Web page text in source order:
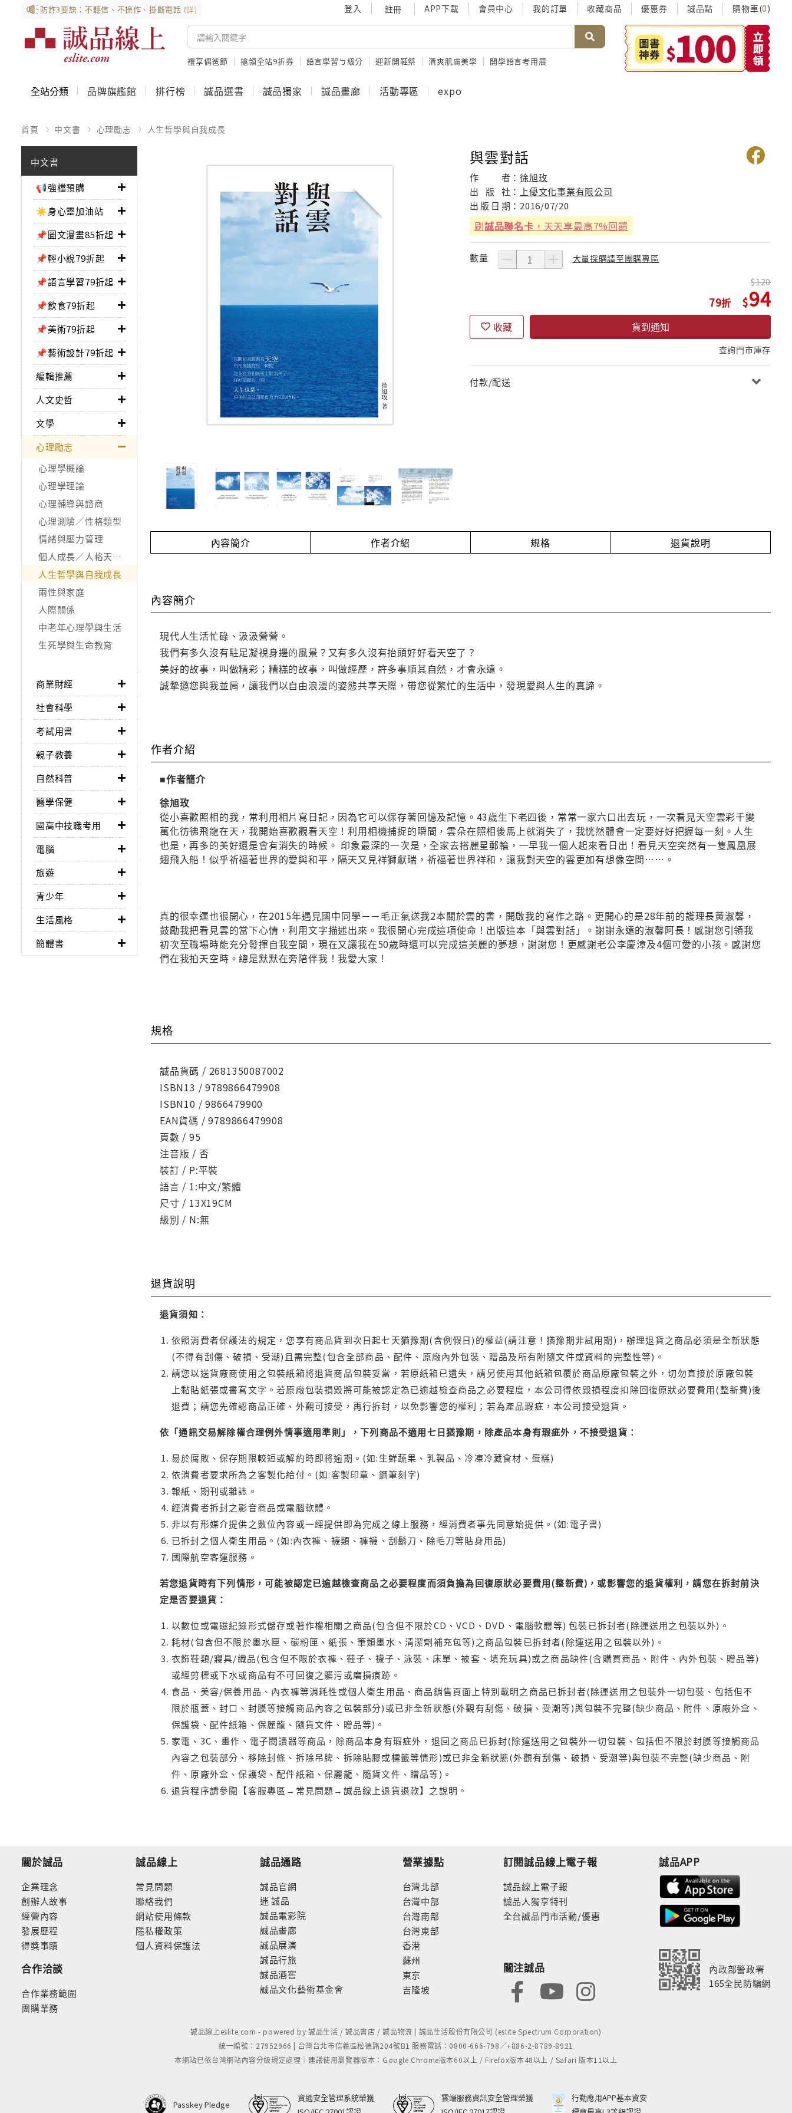
防詐3要訣：不聽信、不操作、掛斷電話 (詳) 登入 註冊 APP下載 會員中心 我的訂單 收藏商品 優惠券 誠品點 購物車(0)
禮享偶爸節 搶領全站9折券 語言學習ㄅ級分 迎新開鞋祭 清爽肌膚美學 開學語言考用展
全站分類 品牌旗艦館 排行榜 誠品選書 誠品獨家 誠品畫廊 活動專區 expo
首頁 中文書 心理勵志 人生哲學與自我成長
中文書
📢強檔預購
☀️身心靈加油站
📌圖文漫畫85折起
📌輕小說79折起
📌語言學習79折起
📌飲食79折起
📌美術79折起
📌藝術設計79折起
編輯推薦
人文史哲
文學
心理勵志
心理學概論
心理學理論
心理輔導與諮商
心理測驗／性格類型
情緒與壓力管理
個人成長／人格天賦／潛能開發
人生哲學與自我成長
兩性與家庭
人際關係
中老年心理學與生活
生死學與生命教育
商業財經
社會科學
考試用書
親子教養
自然科普
醫學保健
國高中技職考用
電腦
旅遊
青少年
生活風格
簡體書
與雲對話
作 者：徐旭玫
出
版 社：
上優文化事業有限公司
出 版 日 期： 2016/07/20
刷誠品聯名卡 ，天天享最高7%回饋
數量 大量採購請至團購專區
79
120
94
收藏 貨到通知
查詢門市庫存
付款/配送
內容簡介 作者介紹 規格 退貨說明
內容簡介
現代人生活忙碌、汲汲營營。
我們有多久沒有駐足凝視身邊的風景？又有多久沒有抬頭好好看天空了？
美好的故事，叫做精彩；糟糕的故事，叫做經歷，許多事順其自然，才會永遠。
誠摯邀您與我並肩，讓我們以自由浪漫的姿態共享天際，帶您從繁忙的生活中，發現愛與人生的真諦。
作者介紹
■作者簡介
徐旭玫
從小喜歡照相的我，常利用相片寫日記，因為它可以保存著回憶及記憶。43歲生下老四後，常常一家六口出去玩，一次看見天空雲彩千變
萬化彷彿飛龍在天，我開始喜歡觀看天空！利用相機捕捉的瞬間，雲朵在照相後馬上就消失了，我恍然體會一定要好好把握每一刻。人生
也是，再多的美好還是會有消失的時候。 印象最深的一次是，全家去搭麗星郵輪，一早我一個人起來看日出！看見天空突然有一隻鳳凰展
翅飛入船！似乎祈福著世界的愛與和平，隔天又見祥獅獻瑞，祈福著世界祥和，讓我對天空的雲更加有想像空間……。
真的很幸運也很開心，在2015年遇見國中同學－－毛正氣送我2本關於雲的書，開啟我的寫作之路。更開心的是28年前的護理長黃淑馨，
鼓勵我把看見雲的當下心情，利用文字描述出來。我很開心完成這項使命！出版這本「與雲對話」。謝謝永遠的淑馨阿長！感謝您引領我
初次至職場時能充分發揮自我空間，現在又讓我在50歲時還可以完成這美麗的夢想，謝謝您！更感謝老公李慶漳及4個可愛的小孩。感謝您
們在我拍天空時。總是默默在旁陪伴我！我愛大家！
規格
誠品貨碼 / 2681350087002
ISBN13 / 9789866479908
ISBN10 / 9866479900
EAN貨碼 / 9789866479908
頁數 / 95
注音版 / 否
裝訂 / P:平裝
語言 / 1:中文/繁體
尺寸 / 13X19CM
級別 / N:無
退貨說明
退貨須知：
依照消費者保護法的規定，您享有商品貨到次日起七天猶豫期(含例假日)的權益(請注意！猶豫期非試用期)，辦理退貨之商品必須是全新狀態
(不得有刮傷、破損、受潮)且需完整(包含全部商品、配件、原廠內外包裝、贈品及所有附隨文件或資料的完整性等)。
請您以送貨廠商使用之包裝紙箱將退貨商品包裝妥當，若原紙箱已遺失，請另使用其他紙箱包覆於商品原廠包裝之外，切勿直接於原廠包裝
上黏貼紙張或書寫文字。若原廠包裝損毀將可能被認定為已逾越檢查商品之必要程度，本公司得依毀損程度扣除回復原狀必要費用(整新費)後
退費；請您先確認商品正確、外觀可接受，再行拆封，以免影響您的權利；若為產品瑕疵，本公司接受退貨。
依「通訊交易解除權合理例外情事適用準則」，下列商品不適用七日猶豫期，除產品本身有瑕疵外，不接受退貨：
易於腐敗、保存期限較短或解約時即將逾期。(如:生鮮蔬果、乳製品、冷凍冷藏食材、蛋糕)
依消費者要求所為之客製化給付。(如:客製印章、鋼筆刻字)
報紙、期刊或雜誌。
經消費者拆封之影音商品或電腦軟體。
非以有形媒介提供之數位內容或一經提供即為完成之線上服務，經消費者事先同意始提供。(如:電子書)
已拆封之個人衛生用品。(如:內衣褲、襪類、褲襪、刮鬍刀、除毛刀等貼身用品)
國際航空客運服務。
若您退貨時有下列情形，可能被認定已逾越檢查商品之必要程度而須負擔為回復原狀必要費用(整新費)，或影響您的退貨權利，請您在拆封前決
定是否要退貨：
以數位或電磁紀錄形式儲存或著作權相關之商品(包含但不限於CD、VCD、DVD、電腦軟體等) 包裝已拆封者(除運送用之包裝以外)。
耗材(包含但不限於墨水匣、碳粉匣、紙張、筆類墨水、清潔劑補充包等)之商品包裝已拆封者(除運送用之包裝以外)。
衣飾鞋類/寢具/織品(包含但不限於衣褲、鞋子、襪子、泳裝、床單、被套、填充玩具)或之商品缺件(含購買商品、附件、內外包裝、贈品等)
或經剪標或下水或商品有不可回復之髒污或磨損痕跡。
食品、美容/保養用品、內衣褲等消耗性或個人衛生用品、商品銷售頁面上特別載明之商品已拆封者(除運送用之包裝外一切包裝、包括但不
限於瓶蓋、封口、封膜等接觸商品內容之包裝部分)或已非全新狀態(外觀有刮傷、破損、受潮等)與包裝不完整(缺少商品、附件、原廠外盒、
保護袋、配件紙箱、保麗龍、隨貨文件、贈品等)。
家電、3C、畫作、電子閱讀器等商品，除商品本身有瑕疵外，退回之商品已拆封(除運送用之包裝外一切包裝、包括但不限於封膜等接觸商品
內容之包裝部分、移除封條、拆除吊牌、拆除貼膠或標籤等情形)或已非全新狀態(外觀有刮傷、破損、受潮等)與包裝不完整(缺少商品、附
件、原廠外盒、保護袋、配件紙箱、保麗龍、隨貨文件、贈品等)。
退貨程序請參閱【客服專區→常見問題→誠品線上退貨退款】之說明。
關於誠品
企業理念
創辦人故事
經營內容
發展歷程
得獎事蹟
合作洽談
合作業務範圍
團購業務
誠品線上
常見問題
聯絡我們
網站使用條款
隱私權政策
個人資料保護法
誠品通路
誠品官網
迷 誠品
誠品電影院
誠品畫廊
誠品展演
誠品行旅
誠品酒窖
誠品文化藝術基金會
營業據點
台灣北部
台灣中部
台灣南部
台灣東部
香港
蘇州
東京
吉隆坡
訂閱誠品線上電子報
誠品線上電子報
誠品人獨享特刊
全台誠品門市活動/優惠
關注誠品
誠品APP
內政部警政署
165全民防騙網
誠品線上eslite.com - powered by 誠品生活 / 誠品書店 / 誠品物流 | 誠品生活股份有限公司 (eslite Spectrum Corporation)
統一編號：27952966 | 台灣台北市信義區松德路204號B1 服務電話：0800-666-798／+886-2-8789-8921
本網站已依台灣網站內容分級規定處理｜建議使用瀏覽器版本：Google Chrome版本60以上 / Firefox版本48以上 / Safari 版本11以上
Passkey Pledge
資通安全管理系統榮獲
雲端服務資訊安全管理榮獲
行動應用APP基本資安